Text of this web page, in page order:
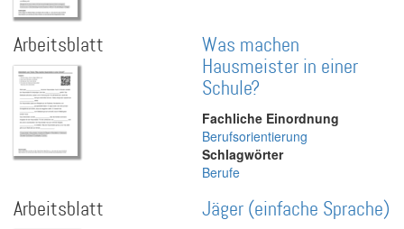
Arbeitsblatt
Was machen
Hausmeister in einer
Schule?
Fachliche Einordnung
Berufsorientierung
Schlagwörter
Berufe
Arbeitsblatt Jäger (einfache Sprache)